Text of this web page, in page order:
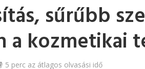
sűrűbb
a kozmetikai
5 perc az átlagos olvasási idő